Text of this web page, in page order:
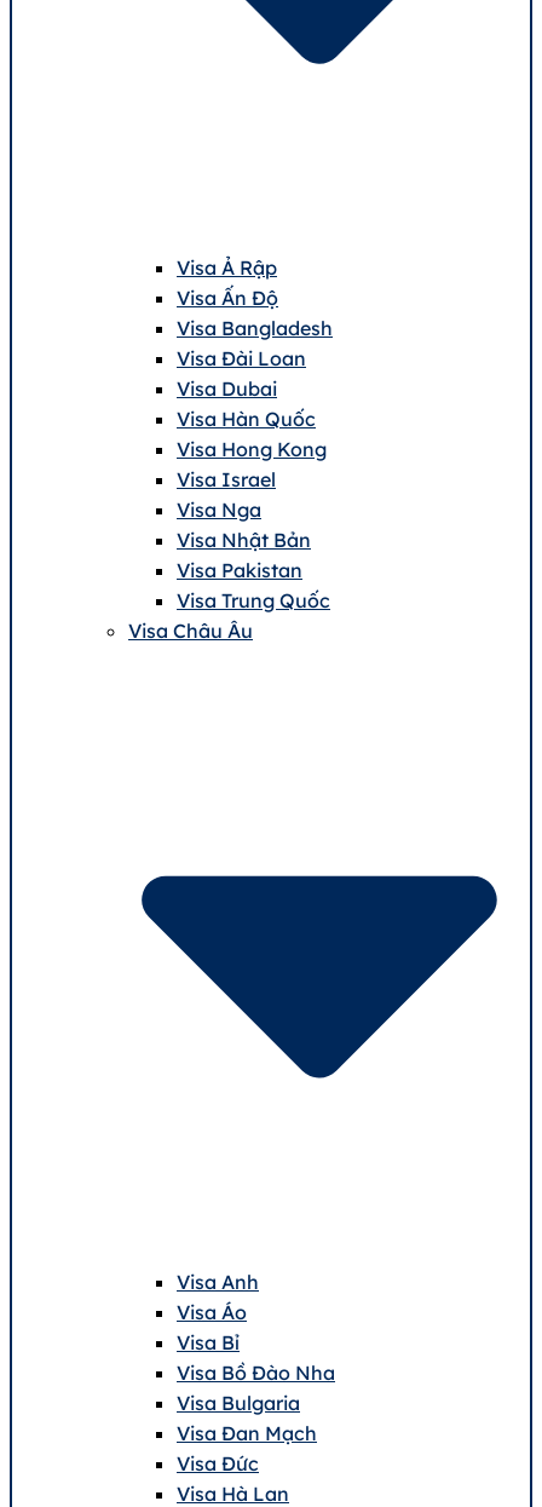
Visa Ả Rập
Visa Ấn Độ
Visa Bangladesh
Visa Đài Loan
Visa Dubai
Visa Hàn Quốc
Visa Hong Kong
Visa Israel
Visa Nga
Visa Nhật Bản
Visa Pakistan
Visa Trung Quốc
Visa Châu Âu
Visa Anh
Visa Áo
Visa Bỉ
Visa Bồ Đào Nha
Visa Bulgaria
Visa Đan Mạch
Visa Đức
Visa Hà Lan